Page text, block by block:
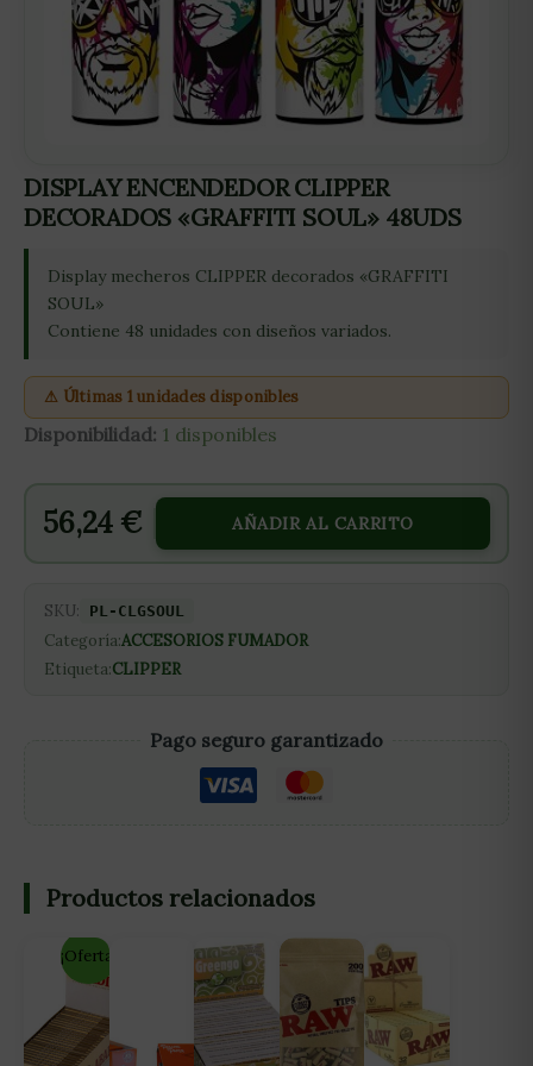
DISPLAY ENCENDEDOR CLIPPER
DECORADOS «GRAFFITI SOUL» 48UDS
Display mecheros CLIPPER decorados «GRAFFITI
SOUL»
Contiene 48 unidades con diseños variados.
⚠ Últimas 1 unidades disponibles
Disponibilidad: 1 disponibles
56,24 € AÑADIR AL CARRITO
SKU: PL-CLGSOUL
Categoría:ACCESORIOS FUMADOR
Etiqueta:CLIPPER
Pago seguro garantizado
Productos relacionados
¡Oferta!